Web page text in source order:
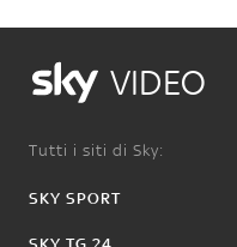
VIDEO
Tutti i siti di Sky:
SKY SPORT